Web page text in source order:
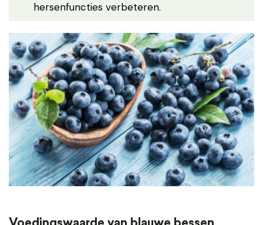
hersenfuncties verbeteren.